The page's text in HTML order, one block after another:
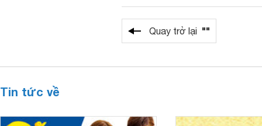
Quay trở lại ""
Tin tức về